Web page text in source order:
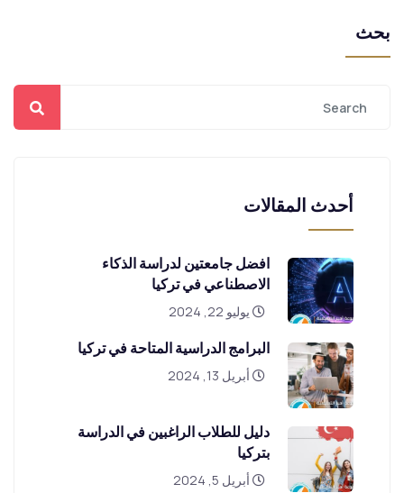
بحث
أحدث المقالات
افضل جامعتين لدراسة الذكاء
الاصطناعي في تركيا
يوليو 22, 2024
البرامج الدراسية المتاحة في تركيا
أبريل 13, 2024
دليل للطلاب الراغبين في الدراسة
بتركيا
أبريل 5, 2024